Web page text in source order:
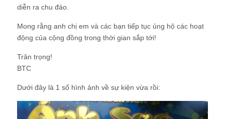
diễn ra chu đáo.
Mong rằng anh chị em và các bạn tiếp tục ủng hộ các hoạt
động của cộng đồng trong thời gian sắp tới!
Trân trọng!
BTC
Dưới đây là 1 số hình ảnh về sự kiện vừa rồi: